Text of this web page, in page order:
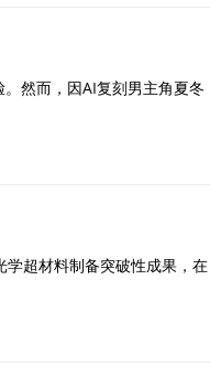
然而，因AI复刻男主角夏冬
超材料制备突破性成果，在